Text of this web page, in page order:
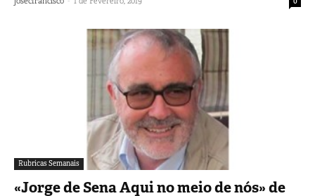
Rubricas Semanais
«Jorge de Sena Aqui no meio de nós» de